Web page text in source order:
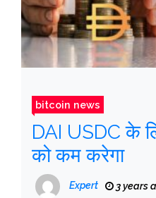
bitcoin news
DAI USDC के
को कम करेगा
Expert 3 years